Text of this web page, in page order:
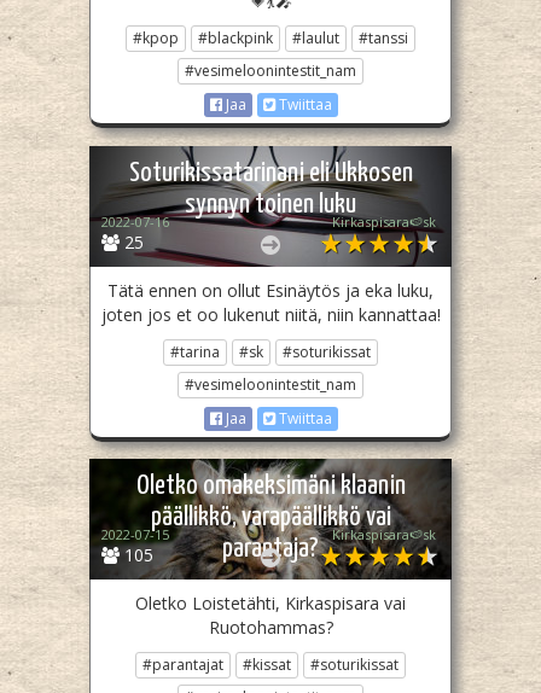
#kpop #blackpink #laulut
#tanssi
#vesimeloonintestit_nam
Jaa
Twiittaa
Soturikissatarinani eli Ukkosen
synnyn toinen luku
25
2022-07-16 Kirkaspisara🍉sk
Tätä ennen on ollut Esinäytös ja eka luku,
joten jos et oo lukenut niitä, niin kannattaa!
#tarina #sk
#soturikissat
#vesimeloonintestit_nam
Jaa
Twiittaa
Oletko omakeksimäni klaanin
päällikkö, varapäällikkö vai
parantaja?
105
2022-07-15 Kirkaspisara🍉sk
Oletko Loistetähti, Kirkaspisara vai
Ruotohammas?
#parantajat #kissat
#soturikissat